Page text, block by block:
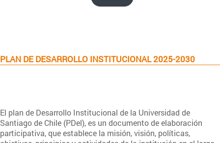
PLAN DE DESARROLLO INSTITUCIONAL 2025-2030
El plan de Desarrollo Institucional de la Universidad de
Santiago de Chile (PDel), es un documento de elaboración
participativa, que establece la misión, visión, políticas,